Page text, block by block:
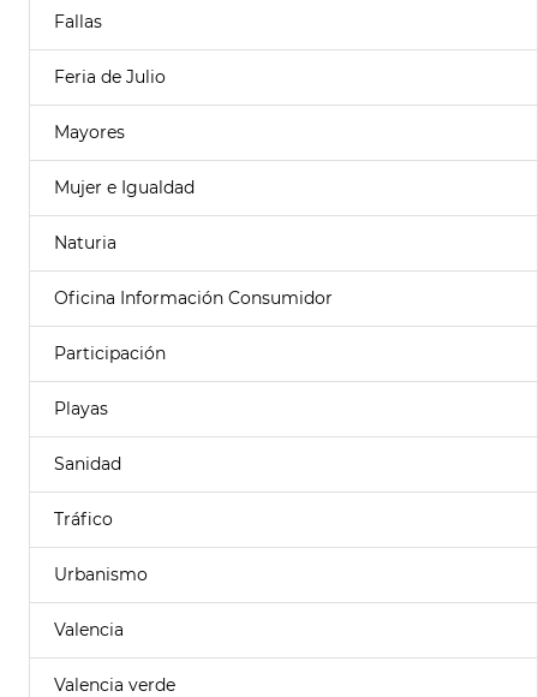
Fallas
Feria de Julio
Mayores
Mujer e Igualdad
Naturia
Oficina Información Consumidor
Participación
Playas
Sanidad
Tráfico
Urbanismo
Valencia
Valencia verde